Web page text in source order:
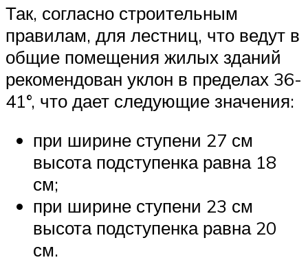
Так, согласно строительным
правилам, для лестниц, что ведут в
общие помещения жилых зданий
рекомендован уклон в пределах 36-
41°, что дает следующие значения:
при ширине ступени 27 см
высота подступенка равна 18
см;
при ширине ступени 23 см
высота подступенка равна 20
см.